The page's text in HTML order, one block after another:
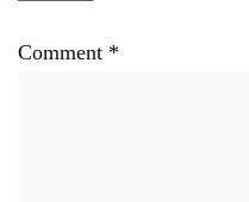
Comment *